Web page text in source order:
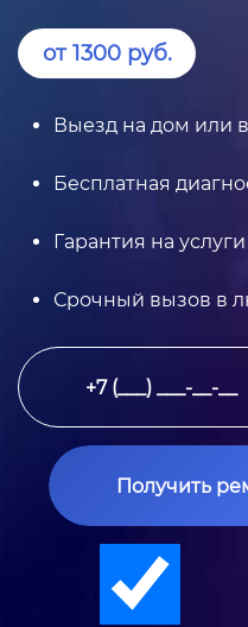
от 1300 руб.
Выезд на дом или
Бесплатная
Гарантия на
Срочный вызов в
Получить